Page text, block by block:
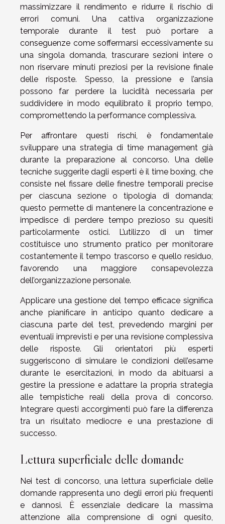
massimizzare il rendimento e ridurre il rischio di
errori comuni. Una cattiva organizzazione
temporale durante il test può portare a
conseguenze come soffermarsi eccessivamente su
una singola domanda, trascurare sezioni intere o
non riservare minuti preziosi per la revisione finale
delle risposte. Spesso, la pressione e l’ansia
possono far perdere la lucidità necessaria per
suddividere in modo equilibrato il proprio tempo,
compromettendo la performance complessiva.
Per affrontare questi rischi, è fondamentale
sviluppare una strategia di time management già
durante la preparazione al concorso. Una delle
tecniche suggerite dagli esperti è il time boxing, che
consiste nel fissare delle finestre temporali precise
per ciascuna sezione o tipologia di domanda;
questo permette di mantenere la concentrazione e
impedisce di perdere tempo prezioso su quesiti
particolarmente ostici. L’utilizzo di un timer
costituisce uno strumento pratico per monitorare
costantemente il tempo trascorso e quello residuo,
favorendo una maggiore consapevolezza
dell’organizzazione personale.
Applicare una gestione del tempo efficace significa
anche pianificare in anticipo quanto dedicare a
ciascuna parte del test, prevedendo margini per
eventuali imprevisti e per una revisione complessiva
delle risposte. Gli orientatori più esperti
suggeriscono di simulare le condizioni dell’esame
durante le esercitazioni, in modo da abituarsi a
gestire la pressione e adattare la propria strategia
alle tempistiche reali della prova di concorso.
Integrare questi accorgimenti può fare la differenza
tra un risultato mediocre e una prestazione di
successo.
Lettura superficiale delle domande
Nei test di concorso, una lettura superficiale delle
domande rappresenta uno degli errori più frequenti
e dannosi. È essenziale dedicare la massima
attenzione alla comprensione di ogni quesito,